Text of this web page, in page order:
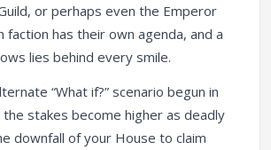
or perhaps even the Emperor
faction has their own agenda, and a
lies behind every smile.
“What if?” scenario begun in
stakes become higher as deadly
downfall of your House to claim